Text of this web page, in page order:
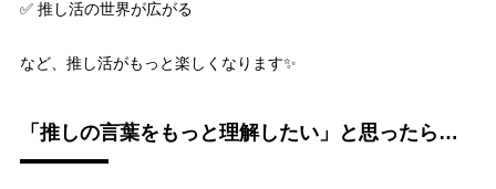
✅ 推し活の世界が広がる
など、推し活がもっと楽しくなります✨
「推しの言葉をもっと理解したい」と思ったら…